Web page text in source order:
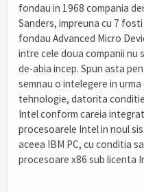
fondau in 1968 compania
Sanders, impreuna cu 7
fondau Advanced Micro
intre cele doua companii nu
de-abia incep. Spun asta
semnau o intelegere in
tehnologie, datorita
Intel conform careia
procesoarele Intel in noul
aceea IBM PC, cu conditia
procesoare x86 sub licenta